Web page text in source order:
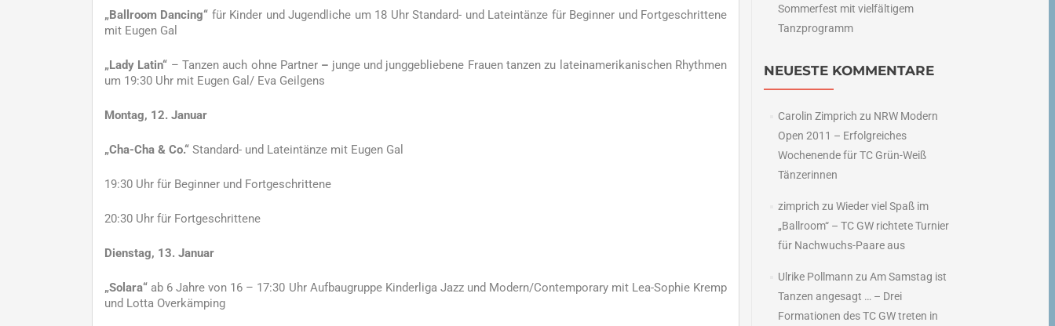
„Ballroom Dancing“ für Kinder und Jugendliche um 18 Uhr Standard- und Lateintänze für Beginner und Fortgeschrittene
mit Eugen Gal
„Lady Latin“ – Tanzen auch ohne Partner – junge und junggebliebene Frauen tanzen zu lateinamerikanischen Rhythmen
um 19:30 Uhr mit Eugen Gal/ Eva Geilgens
Montag, 12. Januar
„Cha-Cha & Co.“ Standard- und Lateintänze mit Eugen Gal
19:30 Uhr für Beginner und Fortgeschrittene
20:30 Uhr für Fortgeschrittene
Dienstag, 13. Januar
„Solara“ ab 6 Jahre von 16 – 17:30 Uhr Aufbaugruppe Kinderliga Jazz und Modern/Contemporary mit Lea-Sophie Kremp
und Lotta Overkämping
Sommerfest mit vielfältigem
Tanzprogramm
NEUESTE KOMMENTARE
Carolin Zimprich zu NRW Modern
Open 2011 – Erfolgreiches
Wochenende für TC Grün-Weiß
Tänzerinnen
zimprich zu Wieder viel Spaß im
„Ballroom“ – TC GW richtete Turnier
für Nachwuchs-Paare aus
Ulrike Pollmann zu Am Samstag ist
Tanzen angesagt … – Drei
Formationen des TC GW treten in